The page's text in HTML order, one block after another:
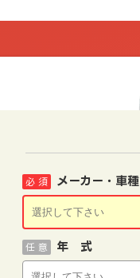
メーカー・車種
必 須
年 式
任 意